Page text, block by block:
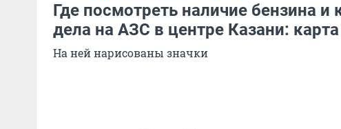
Где посмотреть наличие бензина и
дела на АЗС в центре Казани: карта
На ней нарисованы значки